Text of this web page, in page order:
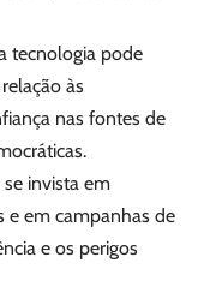
tecnologia pode
às
nas fontes de
se invista em
e em campanhas de
e os perigos